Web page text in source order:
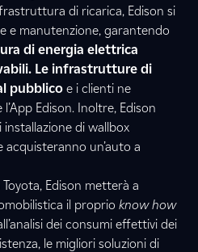
di ricarica, Edison si
e manutenzione, garantendo
di energia elettrica
Le infrastrutture di
pubblico e i clienti ne
Edison. Inoltre, Edison
di wallbox
un’auto a
Edison metterà a
il proprio know how
dei consumi effettivi dei
le migliori soluzioni di